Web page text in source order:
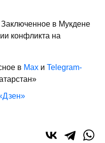
в Мукдене
конфликта на
в Max и Telegram-